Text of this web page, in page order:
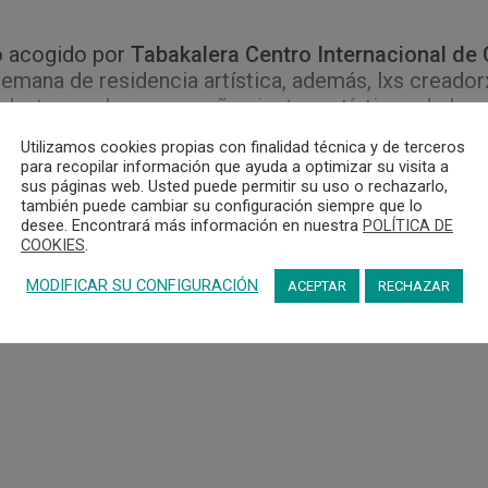
acogido por Tabakalera Centro Internacional de
de residencia artística, además, lxs
y en los acompañamientos artísticos de la
que acoja el programa en su fase final donde
del programa, afianzándose, así
Dantzan Bilaka, debido
Utilizamos cookies propias con finalidad técnica y de terceros
para recopilar información que ayuda a optimizar su visita a
sus páginas web. Usted puede permitir su uso o rechazarlo,
también puede cambiar su configuración siempre que lo
desee. Encontrará más información en nuestra POLÍTICA DE
COOKIES
MODIFICAR SU CONFIGURACIÓN ACEPTAR RECHAZAR